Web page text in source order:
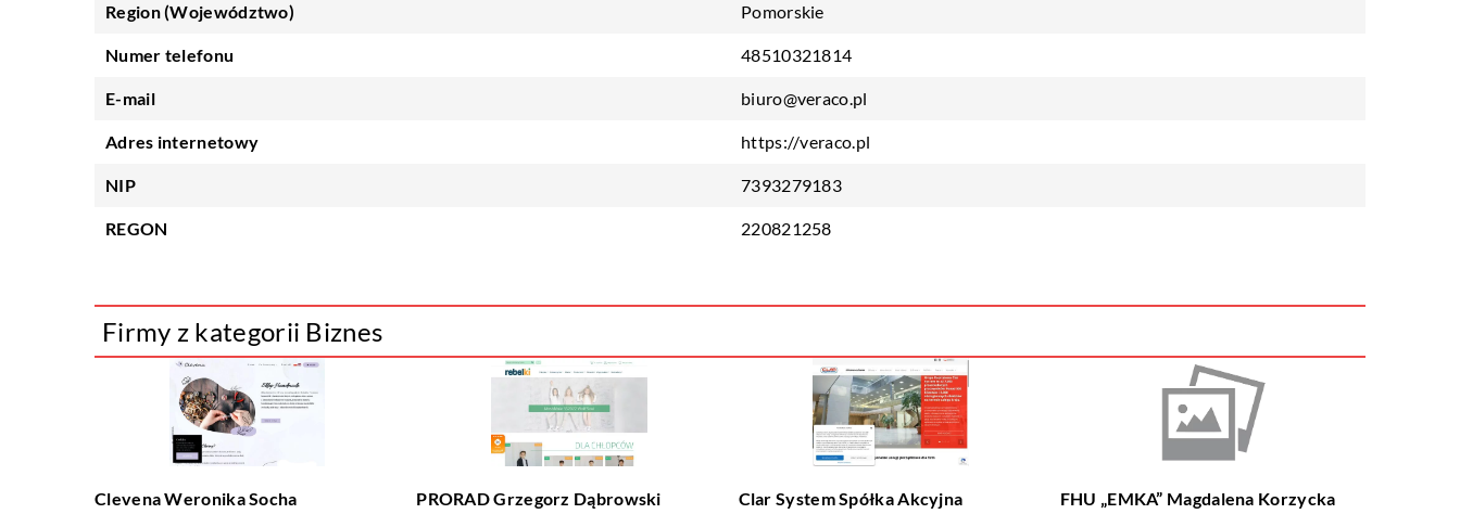
Region (Województwo) Pomorskie
Numer telefonu 48510321814
E-mail biuro@veraco.pl
Adres internetowy https://veraco.pl
NIP 7393279183
REGON 220821258
Firmy z kategorii Biznes
Clevena Weronika Socha PRORAD Grzegorz Dąbrowski Clar System Spółka Akcyjna FHU „EMKA” Magdalena Korzycka